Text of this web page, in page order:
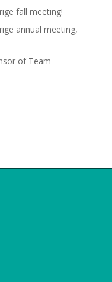
fall meeting!
annual meeting,
of Team